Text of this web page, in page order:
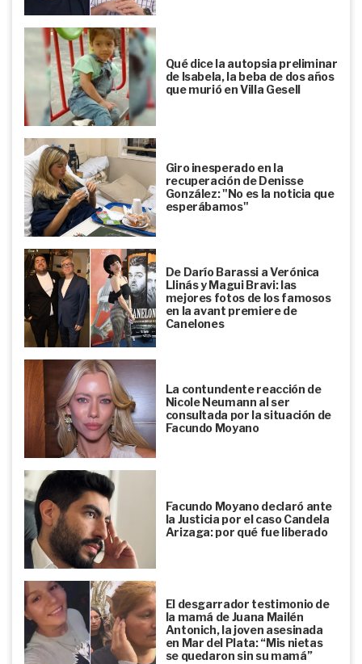
Qué dice la autopsia preliminar
de Isabela, la beba de dos años
que murió en Villa Gesell
Giro inesperado en la
recuperación de Denisse
González: "No es la noticia que
esperábamos"
De Darío Barassi a Verónica
Llinás y Magui Bravi: las
mejores fotos de los famosos
en la avant premiere de
Canelones
La contundente reacción de
Nicole Neumann al ser
consultada por la situación de
Facundo Moyano
Facundo Moyano declaró ante
la Justicia por el caso Candela
Arizaga: por qué fue liberado
El desgarrador testimonio de
la mamá de Juana Mailén
Antonich, la joven asesinada
en Mar del Plata: “Mis nietas
se quedaron sin su mamá”